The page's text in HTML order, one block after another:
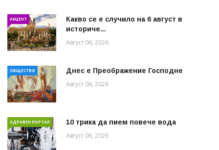
АКЦЕНТ
Какво се е случило на 6 август в
историче...
Август 06, 2026
ОБЩЕСТВО Днес е Преображение Господне
Август 06, 2026
ЗДРАВЕН ПОРТАЛ 10 трика да пием повече вода
Август 06, 2026